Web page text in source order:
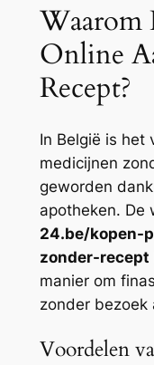
Waarom
Online
Recept?
In België is het
medicijnen
geworden
apotheken. De
24.be/kopen-
zonder-recept
manier om
zonder bezoek
Voordelen